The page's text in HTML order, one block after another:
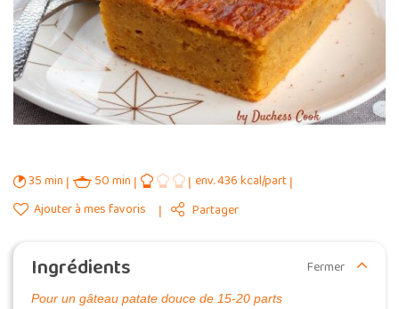
35 min 50 min
env. 436 kcal/part
Ajouter à mes favoris
Partager
Ingrédients Fermer
Pour un gâteau patate douce de 15-20 parts